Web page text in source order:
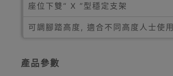
座位下雙“ X ”型穩定支架
可調腳踏高度, 適合不同高度人士使用
產品參數